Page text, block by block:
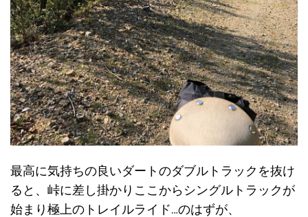
最高に気持ちの良いダートのダブルトラックを抜け
ると、峠に差し掛かりここからシングルトラックが
始まり極上のトレイルライド…のはずが、